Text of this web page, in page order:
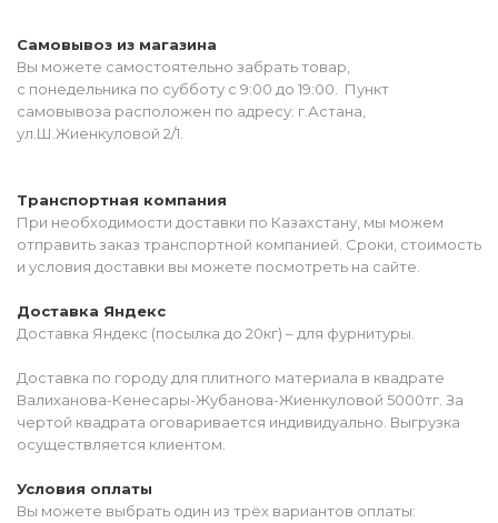
Самовывоз из магазина
Вы можете самостоятельно забрать товар,
с понедельника по субботу с 9:00 до 19:00. Пункт
самовывоза расположен по адресу: г.Астана,
ул.Ш.Жиенкуловой 2/1.
Транспортная компания
При необходимости доставки по Казахстану, мы можем
отправить заказ транспортной компанией. Сроки, стоимость
и условия доставки вы можете посмотреть на сайте.
Доставка Яндекс
Доставка Яндекс (посылка до 20кг) – для фурнитуры.
Доставка по городу для плитного материала в квадрате
Валиханова-Кенесары-Жубанова-Жиенкуловой 5000тг. За
чертой квадрата оговаривается индивидуально. Выгрузка
осуществляется клиентом.
Условия оплаты
Вы можете выбрать один из трёх вариантов оплаты: